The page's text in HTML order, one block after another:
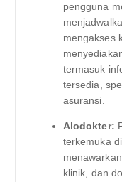
pengguna
mengakses
termasuk
tersedia,
asuransi.
Alodokter:
terkemuka
klinik, dan